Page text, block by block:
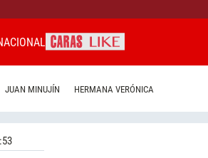
JUAN MINUJÍN HERMANA VERÓNICA